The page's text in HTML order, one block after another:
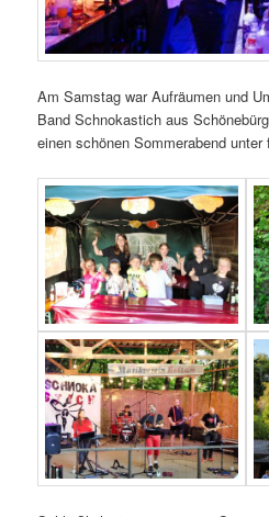
Am Samstag war Aufräumen und
Band Schnokastich aus
einen schönen Sommerabend